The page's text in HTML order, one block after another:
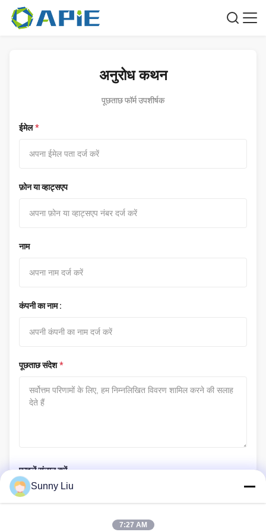
अनुरोध कथन
पूछताछ फॉर्म उपशीर्षक
ईमेल *
फ़ोन या व्हाट्सएप
नाम
कंपनी का नाम :
पूछताछ संदेश *
फ़ाइलें संलग्न करें
Sunny Liu
7:27 AM